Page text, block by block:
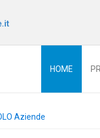
HOME
Aziende